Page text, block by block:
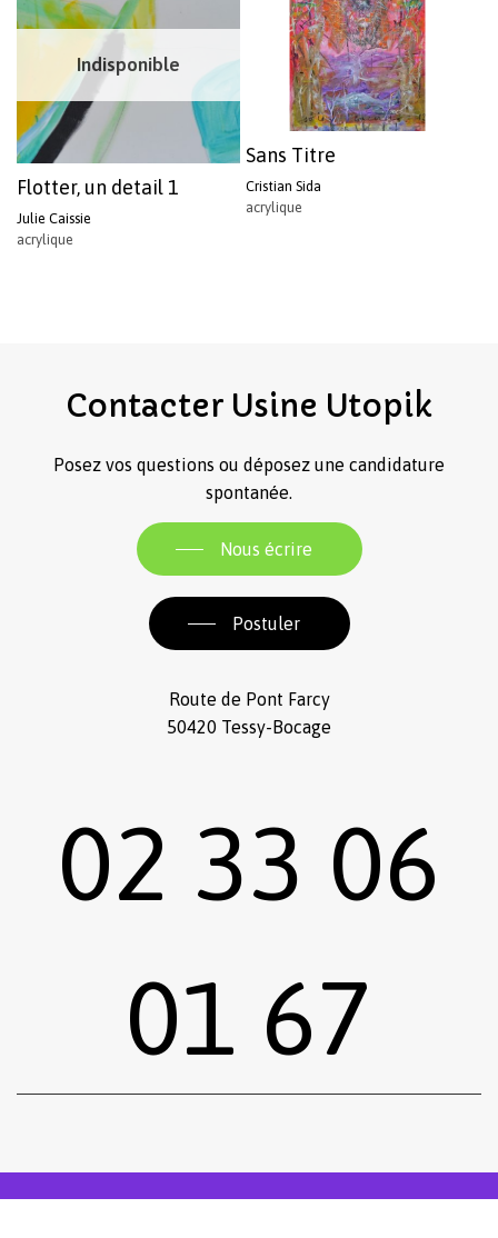
Indisponible
Flotter, un detail 1
Julie Caissie
acrylique
Sans Titre
Cristian Sida
acrylique
Contacter Usine Utopik
Posez vos questions ou déposez une candidature
spontanée.
Nous écrire
Postuler
Route de Pont Farcy
50420 Tessy-Bocage
02 33 06
01 67